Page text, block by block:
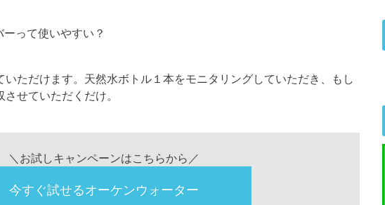
って使いやすい？
ただけます。天然水ボトル１本をモニタリングしていただき、もし
せていただくだけ。
＼お試しキャンペーンはこちらから／
今すぐ試せるオーケンウォーター